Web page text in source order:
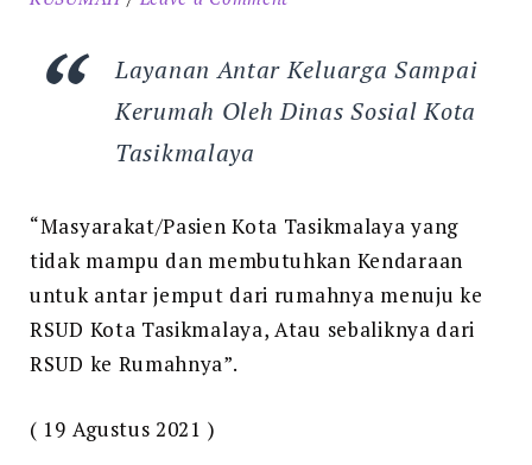
KUSUMAH
Layanan Antar Keluarga Sampai
Kerumah Oleh Dinas Sosial Kota
Tasikmalaya
“Masyarakat/Pasien Kota Tasikmalaya yang
tidak mampu dan membutuhkan Kendaraan
untuk antar jemput dari rumahnya menuju ke
RSUD Kota Tasikmalaya, Atau sebaliknya dari
RSUD ke Rumahnya”.
( 19 Agustus 2021 )